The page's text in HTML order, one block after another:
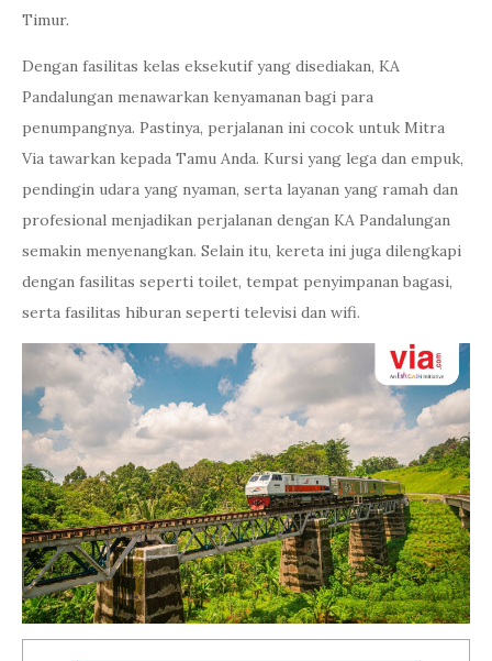
Timur.
Dengan fasilitas kelas eksekutif yang disediakan, KA
Pandalungan menawarkan kenyamanan bagi para
penumpangnya. Pastinya, perjalanan ini cocok untuk Mitra
Via tawarkan kepada Tamu Anda. Kursi yang lega dan empuk,
pendingin udara yang nyaman, serta layanan yang ramah dan
profesional menjadikan perjalanan dengan KA Pandalungan
semakin menyenangkan. Selain itu, kereta ini juga dilengkapi
dengan fasilitas seperti toilet, tempat penyimpanan bagasi,
serta fasilitas hiburan seperti televisi dan wifi.